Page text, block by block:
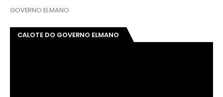
GOVERNO ELMANO
CALOTE DO GOVERNO ELMANO